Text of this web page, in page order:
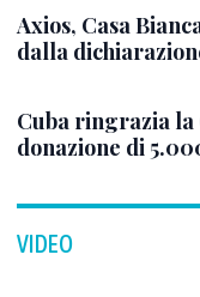
Axios, Casa
dalla
Cuba ringrazia la
donazione di
VIDEO